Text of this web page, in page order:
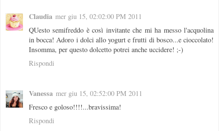
Claudia mer giu 15, 02:02:00 PM 2011
QUesto semifreddo è così invitante che mi ha messo l'acquolina
in bocca! Adoro i dolci allo yogurt e frutti di bosco...e cioccolato!
Insomma, per questo dolcetto potrei anche uccidere! ;-)
Rispondi
Vanessa mer giu 15, 02:52:00 PM 2011
Fresco e goloso!!!!...bravissima!
Rispondi